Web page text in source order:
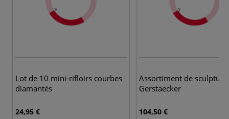
Lot de 10 mini-rifloirs courbes
diamantés
24,95 €
Assortiment de sculpture
Gerstaecker
104,50 €